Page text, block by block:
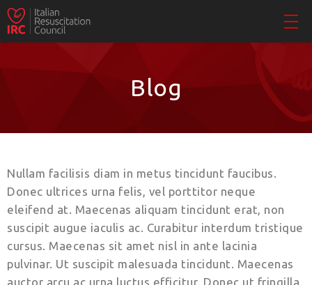
Blog
Nullam facilisis diam in metus tincidunt faucibus.
Donec ultrices urna felis, vel porttitor neque
eleifend at. Maecenas aliquam tincidunt erat, non
suscipit augue iaculis ac. Curabitur interdum tristique
cursus. Maecenas sit amet nisl in ante lacinia
pulvinar. Ut suscipit malesuada tincidunt. Maecenas
auctor arcu ac urna luctus efficitur. Donec ut fringilla